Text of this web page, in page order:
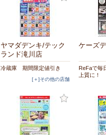
ヤマダデンキ/テック
ランド滝川店
冷蔵庫 期間限定値引き
[＋]その他の店舗
ケーズ
ReFaで毎
上質に！